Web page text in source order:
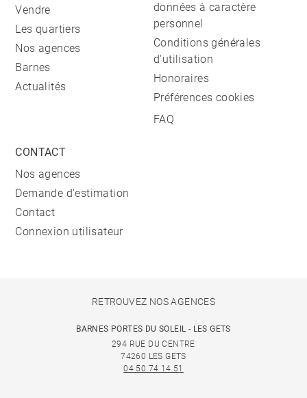
Vendre
Les quartiers
Nos agences
Barnes
Actualités
données à caractère
personnel
Conditions générales
d'utilisation
Honoraires
Préférences cookies
FAQ
CONTACT
Nos agences
Demande d'estimation
Contact
Connexion utilisateur
RETROUVEZ NOS AGENCES
BARNES PORTES DU SOLEIL - LES GETS
294 RUE DU CENTRE
74260 LES GETS
04 50 74 14 51